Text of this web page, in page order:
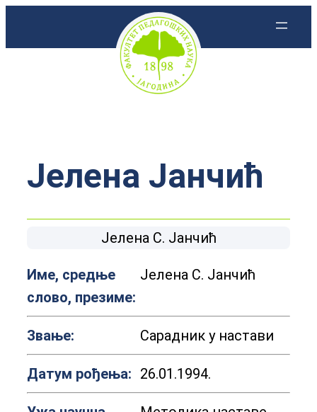
Јелена Јанчић
Јелена С. Јанчић
Име, средње
слово, презиме:
Јелена С. Јанчић
Звање: Сарадник у настави
Датум рођења: 26.01.1994.